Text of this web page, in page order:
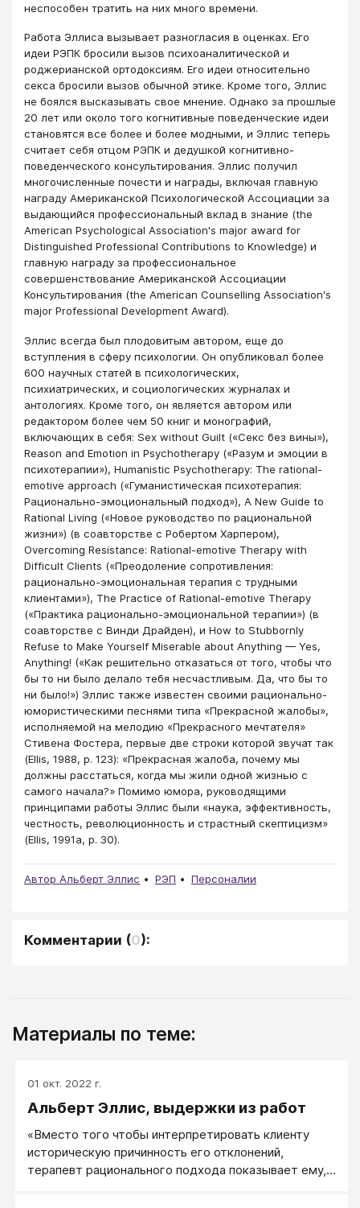
неспособен тратить на них много времени.
Работа Эллиса вызывает разногласия в оценках. Его
идеи РЭПК бросили вызов психоаналитической и
роджерианской ортодоксиям. Его идеи относительно
секса бросили вызов обычной этике. Кроме того, Эллис
не боялся высказывать свое мнение. Однако за прошлые
20 лет или около того когнитивные поведенческие идеи
становятся все более и более модными, и Эллис теперь
считает себя отцом РЭПК и дедушкой когнитивно-
поведенческого консультирования. Эллис получил
многочисленные почести и награды, включая главную
награду Американской Психологической Ассоциации за
выдающийся профессиональный вклад в знание (the
American Psychological Association's major award for
Distinguished Professional Contributions to Knowledge) и
главную награду за профессиональное
совершенствование Американской Ассоциации
Консультирования (the American Counselling Association's
major Professional Development Award).
Эллис всегда был плодовитым автором, еще до
вступления в сферу психологии. Он опубликовал более
600 научных статей в психологических,
психиатрических, и социологических журналах и
антологиях. Кроме того, он является автором или
редактором более чем 50 книг и монографий,
включающих в себя: Sex without Guilt («Секс без вины»),
Reason and Emotion in Psychotherapy («Разум и эмоции в
психотерапии»), Humanistic Psychotherapy: The rational-
emotive approach («Гуманистическая психотерапия:
Рационально-эмоциональный подход»), A New Guide to
Rational Living («Новое руководство по рациональной
жизни») (в соавторстве с Робертом Харпером),
Overcoming Resistance: Rational-emotive Therapy with
Difficult Clients («Преодоление сопротивления:
рационально-эмоциональная терапия с трудными
клиентами»), The Practice of Rational-emotive Therapy
(«Практика рационально-эмоциональной терапии») (в
соавторстве с Винди Драйден), и How to Stubbornly
Refuse to Make Yourself Miserable about Anything — Yes,
Anything! («Как решительно отказаться от того, чтобы что
бы то ни было делало тебя несчастливым. Да, что бы то
ни было!») Эллис также известен своими рационально-
юмористическими песнями типа «Прекрасной жалобы»,
исполняемой на мелодию «Прекрасного мечтателя»
Стивена Фостера, первые две строки которой звучат так
(Ellis, 1988, p. 123): «Прекрасная жалоба, почему мы
должны расстаться, когда мы жили одной жизнью с
самого начала?» Помимо юмора, руководящими
принципами работы Эллис были «наука, эффективность,
честность, революционность и страстный скептицизм»
(Ellis, 1991a, p. 30).
Автор Альберт Эллис РЭП Персоналии
Комментарии (0):
Материалы по теме:
01 окт. 2022 г.
Альберт Эллис, выдержки из работ
«Вместо того чтобы интерпретировать клиенту
историческую причинность его отклонений,
терапевт рационального подхода показывает ему,